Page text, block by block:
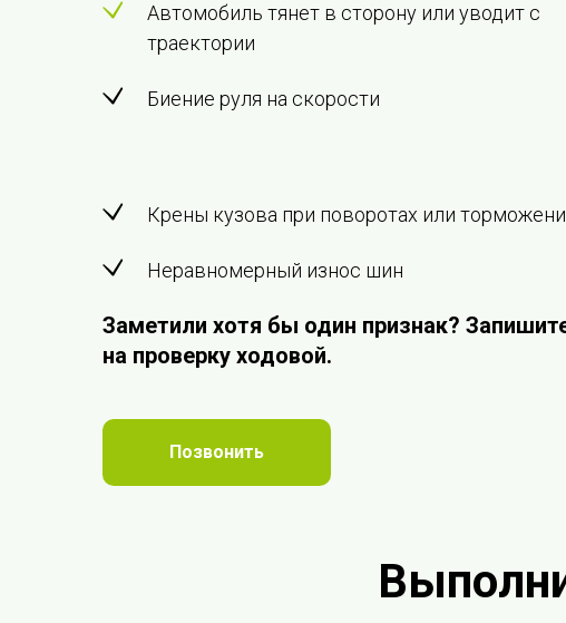
Автомобиль тянет в сторону или уводит с
траектории
Биение руля на скорости
Крены кузова при поворотах или
Неравномерный износ шин
Заметили хотя бы один признак?
на проверку ходовой.
Позвонить